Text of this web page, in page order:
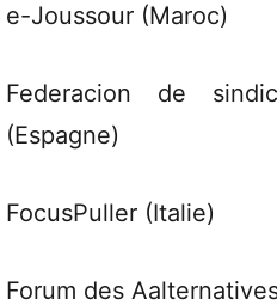
e-Joussour (Maroc)
Federacion de
(Espagne)
FocusPuller (Italie)
Forum des